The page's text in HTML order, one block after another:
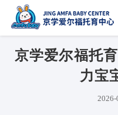
京学爱尔福托
力宝